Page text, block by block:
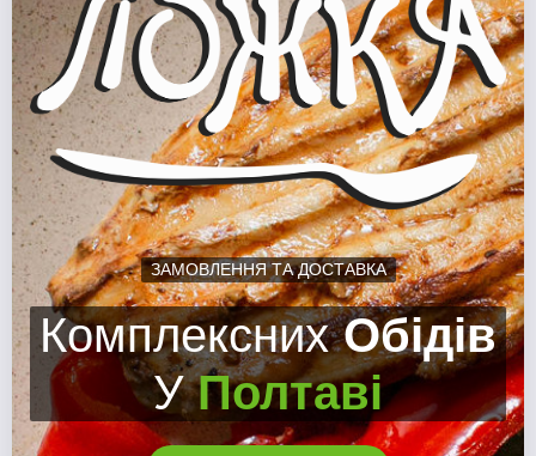
ЗАМОВЛЕННЯ ТА ДОСТАВКА
Комплексних Обідів
У Полтаві